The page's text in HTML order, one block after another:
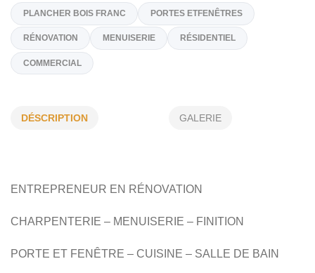
453, Ch Foisy, St-Sauveur,J0R 1R1
(514) 258-0899
Sur demande
COMMERCIAL
DÉSCRIPTION GALERIE
ENTREPRENEUR EN RÉNOVATION
CHARPENTERIE – MENUISERIE – FINITION
PORTE ET FENÊTRE – CUISINE – SALLE DE BAIN